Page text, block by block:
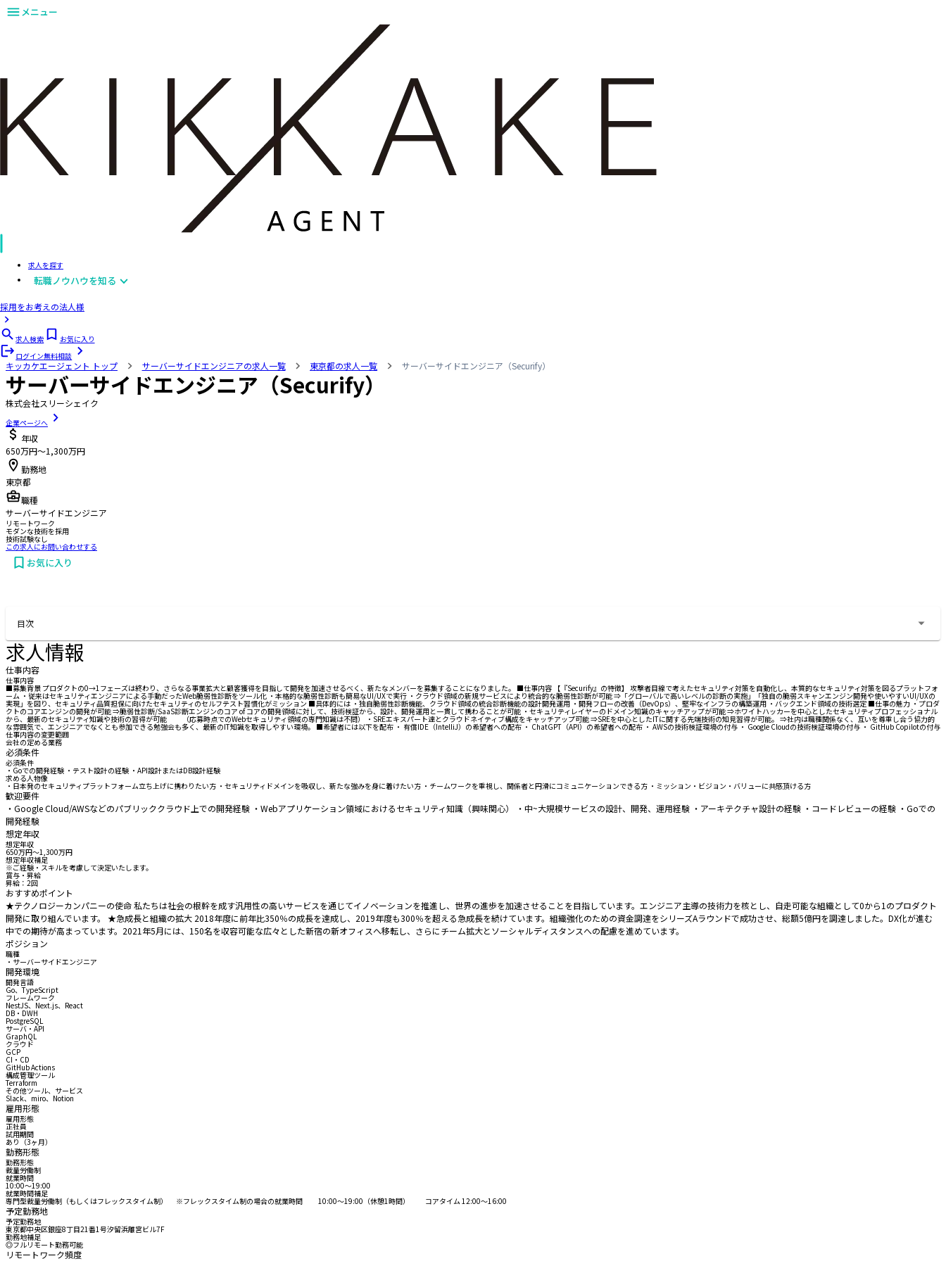
メニュー
求人を探す
転職ノウハウを知る
採用をお考えの法人様
求人検索
お気に入り
ログイン無料相談
キッカケエージェント トップ サーバーサイドエンジニアの求人一覧 東京都の求人一覧 サーバーサイドエンジニア（Securify）
サーバーサイドエンジニア（Securify）
株式会社スリーシェイク
企業ページへ
年収
650万円〜1,300万円
勤務地
東京都
職種
サーバーサイドエンジニア
リモートワーク
モダンな技術を採用
技術試験なし
この求人にお問い合わせする
お気に入り
目次
求人情報
仕事内容
仕事内容
■募集背景 プロダクトの0→1フェーズは終わり、さらなる事業拡大と顧客獲得を目指して開発を加速させるべく、新たなメンバーを募集することになりました。 ■仕事内容 【『Securify』の特徴】 攻撃者目線で考えたセキュリティ対策を自動化し、本質的なセキュリティ対策を図るプラットフォ
ーム ・従来はセキュリティエンジニアによる手動だったWeb脆弱性診断をツール化 ・本格的な脆弱性診断も簡易なUI/UXで実行 ・クラウド領域の新規サービスにより統合的な脆弱性診断が可能 ⇒「グローバルで高いレベルの診断の実施」「独自の脆弱スキャンエンジン開発や使いやすいUI/UXの
実現」を図り、セキュリティ品質担保に向けたセキュリティのセルフテスト習慣化がミッション ■具体的には ・独自脆弱性診断機能、クラウド領域の統合診断機能の設計開発運用 ・開発フローの改善（DevOps）、堅牢なインフラの構築運用 ・バックエンド領域の技術選定 ■仕事の魅力 ・プロダ
クトのコアエンジンの開発が可能 ⇒脆弱性診断/SaaS診断エンジンのコア of コアの開発領域に対して、技術検証から、設計、開発運用と一貫して携わることが可能 ・セキュリティレイヤーのドメイン知識のキャッチアップが可能 ⇒ホワイトハッカーを中心としたセキュリティプロフェッショナル
から、最新のセキュリティ知識や技術の習得が可能 （応募時点でのWebセキュリティ領域の専門知識は不問） ・SREエキスパート達とクラウドネイティブ構成をキャッチアップ可能 ⇒SREを中心としたITに関する先端技術の知見習得が可能。 ⇒社内は職種関係なく、互いを尊重し合う協力的
な雰囲気で、エンジニアでなくとも参加できる勉強会も多く、最新のIT知識を取得しやすい環境。 ■希望者には以下を配布 ・ 有償IDE（IntelliJ）の希望者への配布 ・ ChatGPT（API）の希望者への配布 ・ AWSの技術検証環境の付与 ・ Google Cloudの技術検証環境の付与 ・ GitHub Copilotの付与
仕事内容の変更範囲
会社の定める業務
必須条件
必須条件
・Goでの開発経験 ・テスト設計の経験 ・API設計またはDB設計経験
求める人物像
・日本発のセキュリティプラットフォーム立ち上げに携わりたい方 ・セキュリティドメインを吸収し、新たな強みを身に着けたい方 ・チームワークを重視し、関係者と円滑にコミュニケーションできる方 ・ミッション・ビジョン・バリューに共感頂ける方
歓迎要件
・Google Cloud/AWSなどのパブリッククラウド上での開発経験 ・Webアプリケーション領域におけるセキュリティ知識（興味関心） ・中~大規模サービスの設計、開発、運用経験 ・アーキテクチャ設計の経験 ・コードレビューの経験 ・Goでの
開発経験
想定年収
想定年収
650万円〜1,300万円
想定年収補足
※ご経験・スキルを考慮して決定いたします。
賞与・昇給
昇給：2回
おすすめポイント
★テクノロジーカンパニーの使命 私たちは社会の根幹を成す汎用性の高いサービスを通じてイノベーションを推進し、世界の進歩を加速させることを目指しています。エンジニア主導の技術力を核とし、自走可能な組織として0から1のプロダクト
開発に取り組んでいます。 ★急成長と組織の拡大 2018年度に前年比350％の成長を達成し、2019年度も300％を超える急成長を続けています。組織強化のための資金調達をシリーズAラウンドで成功させ、総額5億円を調達しました。DX化が進む
中での期待が高まっています。2021年5月には、150名を収容可能な広々とした新宿の新オフィスへ移転し、さらにチーム拡大とソーシャルディスタンスへの配慮を進めています。
ポジション
職種
・サーバーサイドエンジニア
開発環境
開発言語
Go、TypeScript
フレームワーク
NestJS、Next.js、React
DB・DWH
PostgreSQL
サーバ・API
GraphQL
クラウド
GCP
CI・CD
GitHub Actions
構成管理ツール
Terraform
その他ツール、サービス
Slack、miro、Notion
雇用形態
雇用形態
正社員
試用期間
あり（3ヶ月）
勤務形態
勤務形態
裁量労働制
就業時間
10:00〜19:00
就業時間補足
専門型裁量労働制（もしくはフレックスタイム制） ※フレックスタイム制の場合の就業時間 10:00〜19:00（休憩1時間） コアタイム 12:00〜16:00
予定勤務地
予定勤務地
東京都中央区銀座8丁目21番1号汐留浜離宮ビル7F
勤務地補足
◎フルリモート勤務可能
リモートワーク頻度